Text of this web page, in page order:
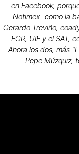
en Facebook,
Notimex- como la
Gerardo Treviño,
FGR, UIF y el SAT,
Ahora los dos, más
Pepe Múzquiz,